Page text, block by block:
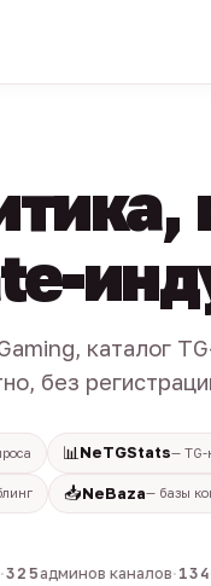
каталог
без
📊 NeTGStats— TG-
📥NeBaza— базы
админов каналов·134